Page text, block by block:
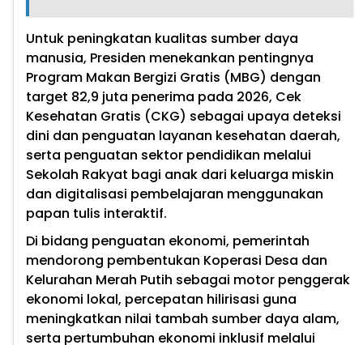
Untuk peningkatan kualitas sumber daya
manusia, Presiden menekankan pentingnya
Program Makan Bergizi Gratis (MBG) dengan
target 82,9 juta penerima pada 2026, Cek
Kesehatan Gratis (CKG) sebagai upaya deteksi
dini dan penguatan layanan kesehatan daerah,
serta penguatan sektor pendidikan melalui
Sekolah Rakyat bagi anak dari keluarga miskin
dan digitalisasi pembelajaran menggunakan
papan tulis interaktif.
Di bidang penguatan ekonomi, pemerintah
mendorong pembentukan Koperasi Desa dan
Kelurahan Merah Putih sebagai motor penggerak
ekonomi lokal, percepatan hilirisasi guna
meningkatkan nilai tambah sumber daya alam,
serta pertumbuhan ekonomi inklusif melalui